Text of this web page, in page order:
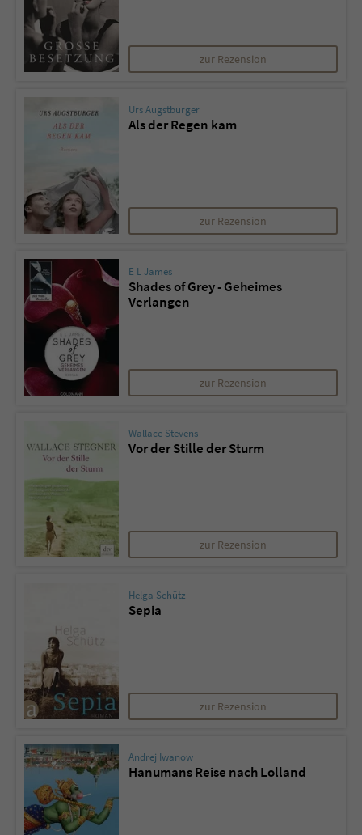
zur Rezension
Urs Augstburger
Als der Regen kam
zur Rezension
E L James
Shades of Grey - Geheimes
Verlangen
zur Rezension
Wallace Stevens
Vor der Stille der Sturm
zur Rezension
Helga Schütz
Sepia
zur Rezension
Andrej Iwanow
Hanumans Reise nach Lolland